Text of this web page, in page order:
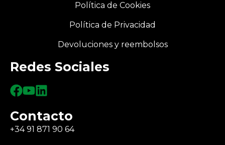
Política de Cookies
Política de Privacidad
Devoluciones y reembolsos
Redes Sociales
Contacto
+34 91 871 90 64